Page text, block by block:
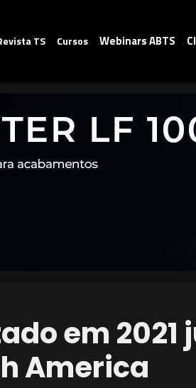
TS Cursos Webinars ABTS
em
America